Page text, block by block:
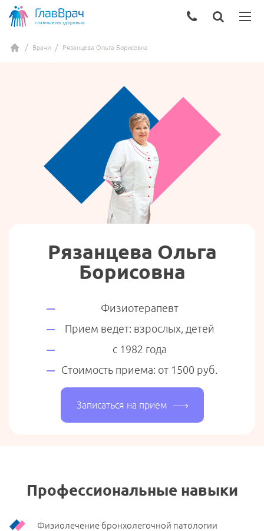
Врачи Рязанцева Ольга Борисовна
Рязанцева Ольга
Борисовна
Физиотерапевт
Прием ведет: взрослых, детей
с 1982 года
Стоимость приема: от 1500 руб.
Записаться на прием
Профессиональные навыки
Физиолечение бронхолегочной патологии